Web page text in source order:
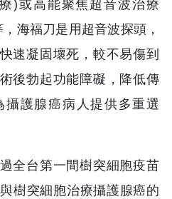
)或高能聚焦超音波治療
海福刀是用超音波探頭，
速凝固壞死，較不易傷到
後勃起功能障礙，降低傳
護腺癌病人提供多重選
全台第一間樹突細胞疫苗
樹突細胞治療攝護腺癌的